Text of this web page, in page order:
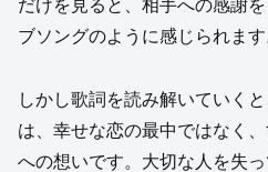
だけを見ると、相手への感謝
ブソングのように感じられます
しかし歌詞を読み解いていく
は、幸せな恋の最中ではなく
への想いです。大切な人を失